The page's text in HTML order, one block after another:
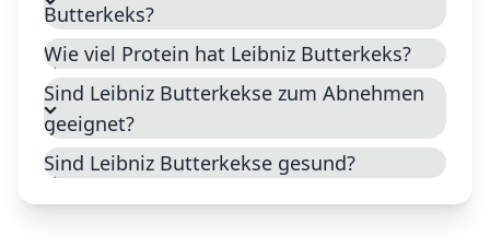
Butterkeks?
Wie viel Protein hat Leibniz Butterkeks?
Sind Leibniz Butterkekse zum Abnehmen
geeignet?
Sind Leibniz Butterkekse gesund?